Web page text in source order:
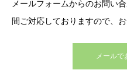
メールフォームからのお問い
間ご対応しておりますので、
メールで